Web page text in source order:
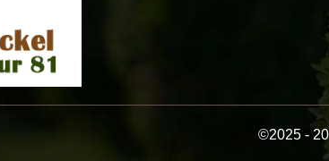
©2025 -